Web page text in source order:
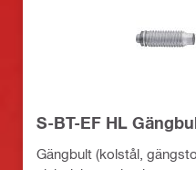
S-BT-EF HL
Gängbult (kolstål,